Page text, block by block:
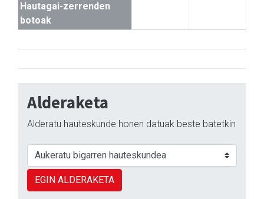
Hautagai-zerrenden
botoak
Alderaketa
Alderatu hauteskunde honen datuak beste batetkin
EGIN ALDERAKETA